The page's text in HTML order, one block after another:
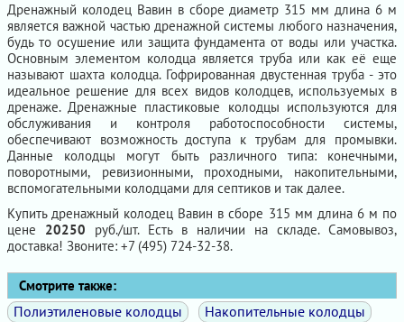
Дренажный колодец Вавин в сборе диаметр 315 мм длина 6 м
является важной частью дренажной системы любого назначения,
будь то осушение или защита фундамента от воды или участка.
Основным элементом колодца является труба или как её еще
называют шахта колодца. Гофрированная двустенная труба - это
идеальное решение для всех видов колодцев, используемых в
дренаже. Дренажные пластиковые колодцы используются для
обслуживания и контроля работоспособности системы,
обеспечивают возможность доступа к трубам для промывки.
Данные колодцы могут быть различного типа: конечными,
поворотными, ревизионными, проходными, накопительными,
вспомогательными колодцами для септиков и так далее.
Купить дренажный колодец Вавин в сборе 315 мм длина 6 м по
цене 20250 руб./шт. Есть в наличии на складе. Самовывоз,
доставка! Звоните: +7 (495) 724-32-38.
Смотрите также:
Полиэтиленовые колодцы
Накопительные колодцы